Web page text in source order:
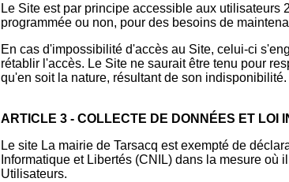
Le Site est par principe accessible aux utilisateurs
programmée ou non, pour des besoins de
En cas d'impossibilité d'accès au Site, celui-ci
rétablir l'accès. Le Site ne saurait être tenu pour
qu'en soit la nature, résultant de son indisponibilité.
ARTICLE 3 - COLLECTE DE DONNÉES ET LOI
Le site La mairie de Tarsacq est exempté de
Informatique et Libertés (CNIL) dans la mesure où
Utilisateurs.